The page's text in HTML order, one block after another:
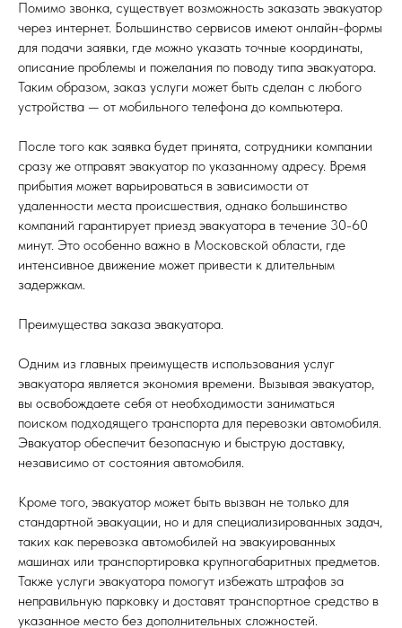
Помимо звонка, существует возможность заказать эвакуатор
через интернет. Большинство сервисов имеют онлайн-формы
для подачи заявки, где можно указать точные координаты,
описание проблемы и пожелания по поводу типа эвакуатора.
Таким образом, заказ услуги может быть сделан с любого
устройства — от мобильного телефона до компьютера.
После того как заявка будет принята, сотрудники компании
сразу же отправят эвакуатор по указанному адресу. Время
прибытия может варьироваться в зависимости от
удаленности места происшествия, однако большинство
компаний гарантирует приезд эвакуатора в течение 30-60
минут. Это особенно важно в Московской области, где
интенсивное движение может привести к длительным
задержкам.
Преимущества заказа эвакуатора.
Одним из главных преимуществ использования услуг
эвакуатора является экономия времени. Вызывая эвакуатор,
вы освобождаете себя от необходимости заниматься
поиском подходящего транспорта для перевозки автомобиля.
Эвакуатор обеспечит безопасную и быструю доставку,
независимо от состояния автомобиля.
Кроме того, эвакуатор может быть вызван не только для
стандартной эвакуации, но и для специализированных задач,
таких как перевозка автомобилей на эвакуированных
машинах или транспортировка крупногабаритных предметов.
Также услуги эвакуатора помогут избежать штрафов за
неправильную парковку и доставят транспортное средство в
указанное место без дополнительных сложностей.